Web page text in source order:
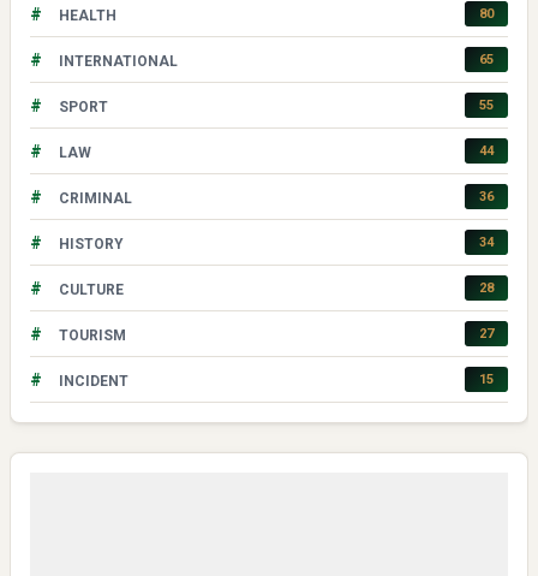
# HEALTH 80
# INTERNATIONAL 65
# SPORT 55
# LAW 44
# CRIMINAL 36
# HISTORY 34
# CULTURE 28
# TOURISM 27
# INCIDENT 15